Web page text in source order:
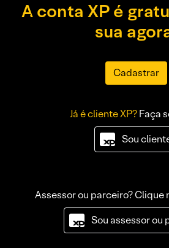
A conta XP é
sua
Cadastrar
Já é cliente XP?Faça
Sou
Assessor ou parceiro? Clique
Sou assessor ou